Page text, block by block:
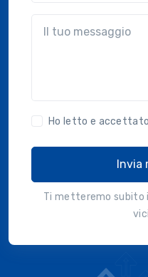
Ho letto e
Invia
Ti metteremo subito